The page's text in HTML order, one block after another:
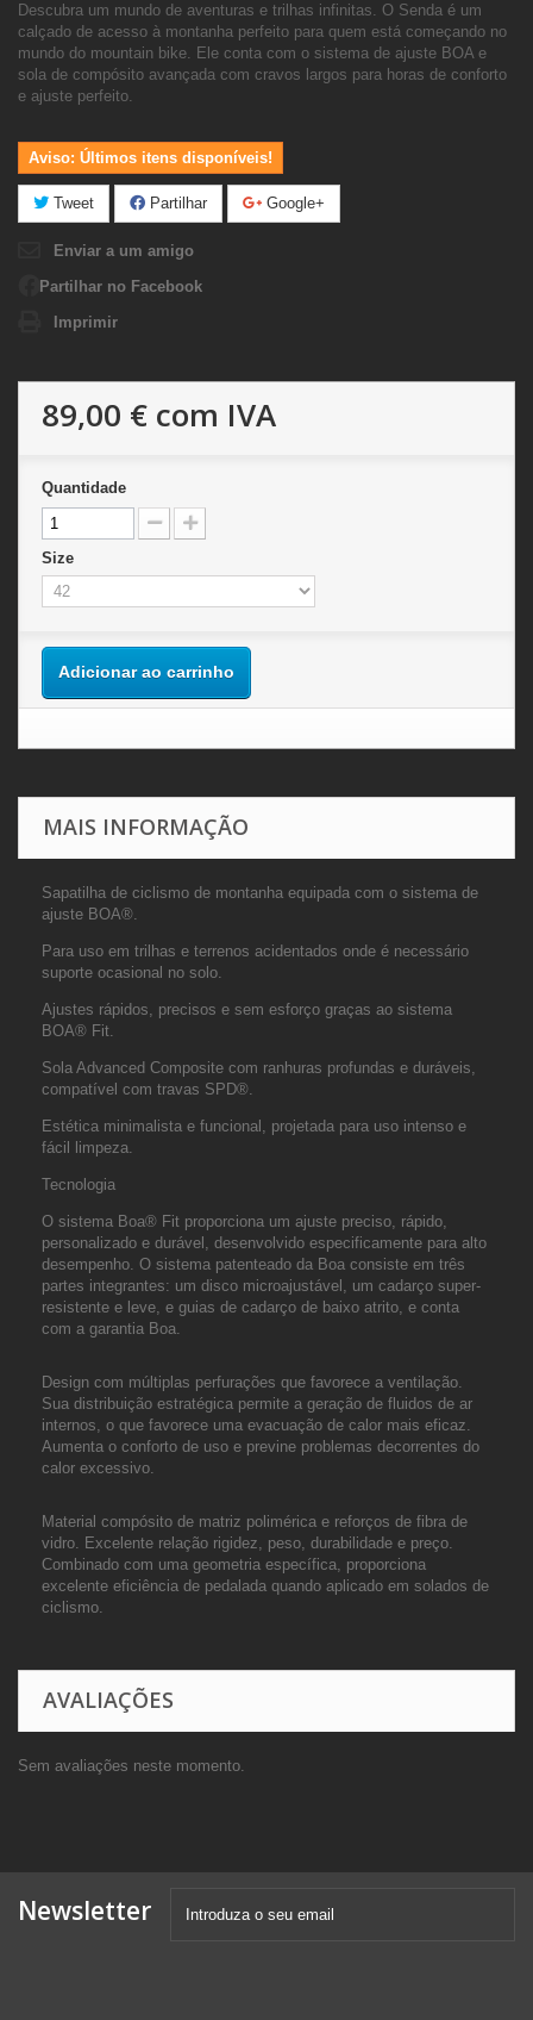
Descubra um mundo de aventuras e trilhas infinitas. O Senda é um
calçado de acesso à montanha perfeito para quem está começando no
mundo do mountain bike. Ele conta com o sistema de ajuste BOA e
sola de compósito avançada com cravos largos para horas de conforto
e ajuste perfeito.
Aviso: Últimos itens disponíveis!
Tweet Partilhar Google+
Enviar a um amigo
Partilhar no Facebook
Imprimir
89,00 € com IVA
Quantidade
Size
Adicionar ao carrinho
MAIS INFORMAÇÃO
Sapatilha de ciclismo de montanha equipada com o sistema de
ajuste BOA®.
Para uso em trilhas e terrenos acidentados onde é necessário
suporte ocasional no solo.
Ajustes rápidos, precisos e sem esforço graças ao sistema
BOA® Fit.
Sola Advanced Composite com ranhuras profundas e duráveis,
compatível com travas SPD®.
Estética minimalista e funcional, projetada para uso intenso e
fácil limpeza.
Tecnologia
O sistema Boa® Fit proporciona um ajuste preciso, rápido,
personalizado e durável, desenvolvido especificamente para alto
desempenho. O sistema patenteado da Boa consiste em três
partes integrantes: um disco microajustável, um cadarço super-
resistente e leve, e guias de cadarço de baixo atrito, e conta
com a garantia Boa.
Design com múltiplas perfurações que favorece a ventilação.
Sua distribuição estratégica permite a geração de fluidos de ar
internos, o que favorece uma evacuação de calor mais eficaz.
Aumenta o conforto de uso e previne problemas decorrentes do
calor excessivo.
Material compósito de matriz polimérica e reforços de fibra de
vidro. Excelente relação rigidez, peso, durabilidade e preço.
Combinado com uma geometria específica, proporciona
excelente eficiência de pedalada quando aplicado em solados de
ciclismo.
AVALIAÇÕES
Sem avaliações neste momento.
Newsletter